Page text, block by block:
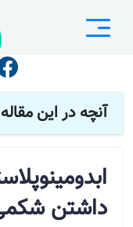
صفحه اصلی
آنچه در این
داشتن